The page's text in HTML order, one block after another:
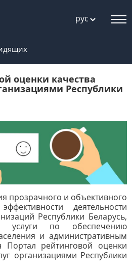
рус
оценки качества
Республики
прозрачного и объективного
деятельности
Республики Беларусь,
услуги по обеспечению
и административным
Портал рейтинговой оценки
организациями Республики